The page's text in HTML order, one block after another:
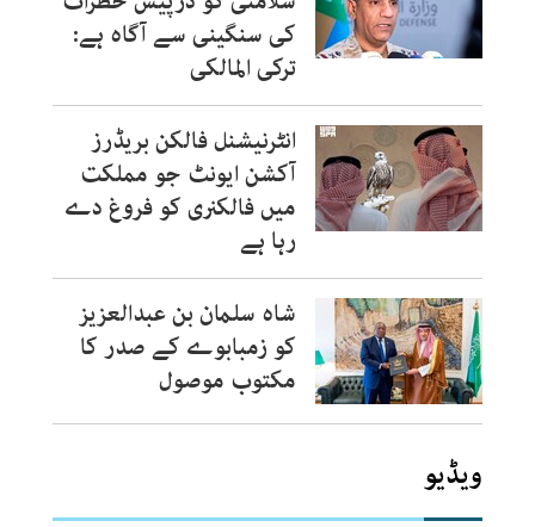
کی سنگینی سے آگاہ ہے:
ترکی المالکی
انٹرنیشنل فالکن بریڈرز
آکشن ایونٹ جو مملکت
میں فالکنری کو فروغ دے
رہا ہے
شاہ سلمان بن عبدالعزیز
کو زمبابوے کے صدر کا
مکتوب موصول
ویڈیو